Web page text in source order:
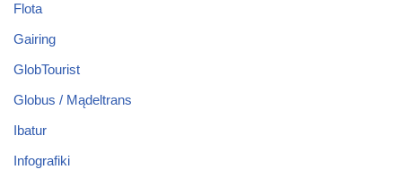
Flota
Gairing
GlobTourist
Globus / Mądeltrans
Ibatur
Infografiki